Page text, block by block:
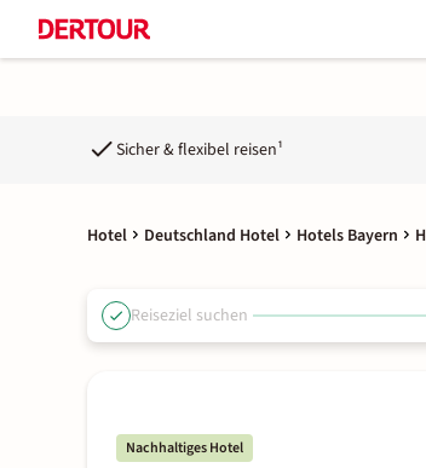
Sicher & flexibel reisen¹
Hotel Deutschland Hotel Hotels Bayern
Reiseziel suchen
Nachhaltiges Hotel